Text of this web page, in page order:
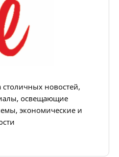
столичных новостей,
освещающие
экономические и